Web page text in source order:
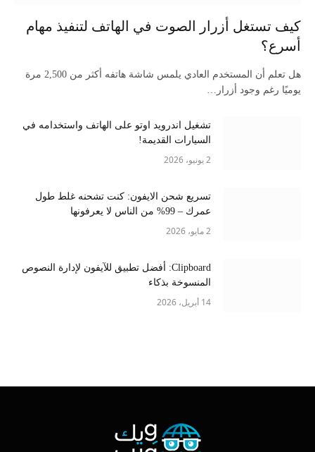
كيف تستغل أزرار الصوت في الهاتف لتنفيذ مهام
أسرع؟
هل تعلم أن المستخدم العادي يلمس شاشة هاتفه أكثر من 2,500 مرة
يوميًا رغم وجود أزرار…
تشغيل اندرويد اوتو على الهاتف واستخدامه في
السيارات القديمة!
2 يونيو، 2026
تسريع شحن الايفون: كنت تشحنه غلط طول
عمرك – 99% من الناس لا يعرفونها
2 مايو، 2026
Clipboard: أفضل تطبيق للآيفون لإدارة النصوص
المنسوخة بذكاء
14 أبريل، 2026